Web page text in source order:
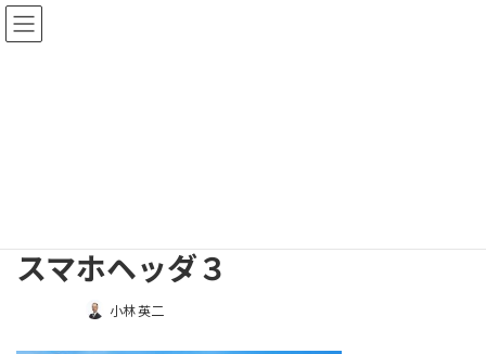
コ
ン
ナ
ビ
スマホヘッダ３
小林 英二